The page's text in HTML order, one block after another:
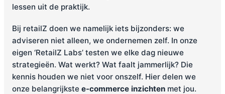
lessen uit de praktijk.
Bij retailZ doen we namelijk iets bijzonders: we
adviseren niet alleen, we ondernemen zelf. In onze
eigen ‘RetailZ Labs’ testen we elke dag nieuwe
strategieën. Wat werkt? Wat faalt jammerlijk? Die
kennis houden we niet voor onszelf. Hier delen we
onze belangrijkste e-commerce inzichten met jou.